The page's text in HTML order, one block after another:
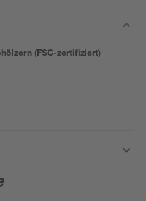
(FSC-zertifiziert)